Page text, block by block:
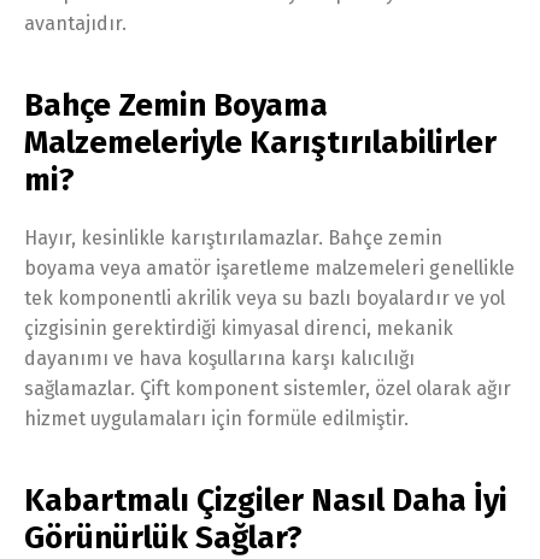
avantajıdır.
Bahçe Zemin Boyama
Malzemeleriyle Karıştırılabilirler
mi?
Hayır, kesinlikle karıştırılamazlar. Bahçe zemin
boyama veya amatör işaretleme malzemeleri genellikle
tek komponentli akrilik veya su bazlı boyalardır ve yol
çizgisinin gerektirdiği kimyasal direnci, mekanik
dayanımı ve hava koşullarına karşı kalıcılığı
sağlamazlar. Çift komponent sistemler, özel olarak ağır
hizmet uygulamaları için formüle edilmiştir.
Kabartmalı Çizgiler Nasıl Daha İyi
Görünürlük Sağlar?